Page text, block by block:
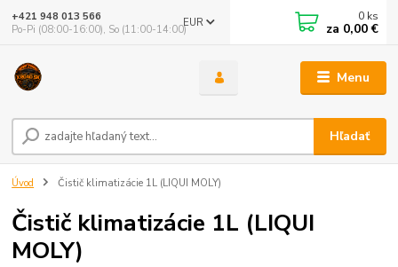
Menu
EUR
Hľadať
+421 948 013 566
Po-Pi (08:00-16:00), So (11:00-14:00)
0 ks
za 0,00 €
Úvod Čistič klimatizácie 1L (LIQUI MOLY)
Čistič klimatizácie 1L (LIQUI
MOLY)